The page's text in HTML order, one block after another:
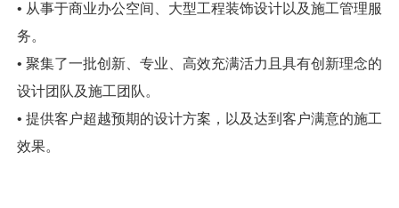
• 从事于商业办公空间、大型工程装饰设计以及施工管理服
务。
• 聚集了一批创新、专业、高效充满活力且具有创新理念的
设计团队及施工团队。
• 提供客户超越预期的设计方案，以及达到客户满意的施工
效果。